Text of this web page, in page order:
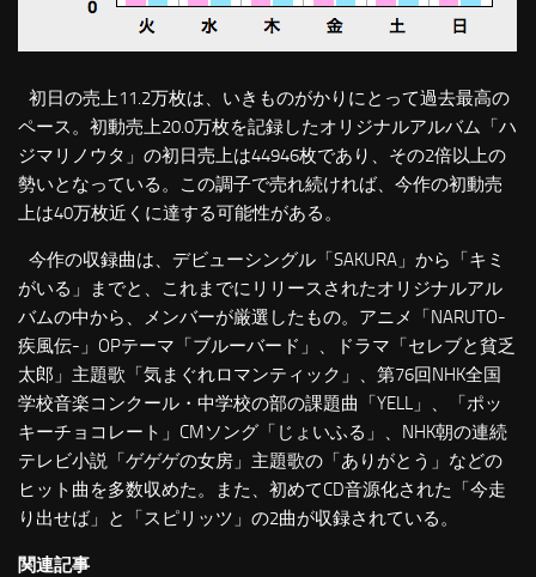
初日の売上11.2万枚は、いきものがかりにとって過去最高の
ペース。初動売上20.0万枚を記録したオリジナルアルバム「ハ
ジマリノウタ」の初日売上は44946枚であり、その2倍以上の
勢いとなっている。この調子で売れ続ければ、今作の初動売
上は40万枚近くに達する可能性がある。
今作の収録曲は、デビューシングル「SAKURA」から「キミ
がいる」までと、これまでにリリースされたオリジナルアル
バムの中から、メンバーが厳選したもの。アニメ「NARUTO-
疾風伝-」OPテーマ「ブルーバード」、ドラマ「セレブと貧乏
太郎」主題歌「気まぐれロマンティック」、第76回NHK全国
学校音楽コンクール・中学校の部の課題曲「YELL」、「ポッ
キーチョコレート」CMソング「じょいふる」、NHK朝の連続
テレビ小説「ゲゲゲの女房」主題歌の「ありがとう」などの
ヒット曲を多数収めた。また、初めてCD音源化された「今走
り出せば」と「スピリッツ」の2曲が収録されている。
関連記事